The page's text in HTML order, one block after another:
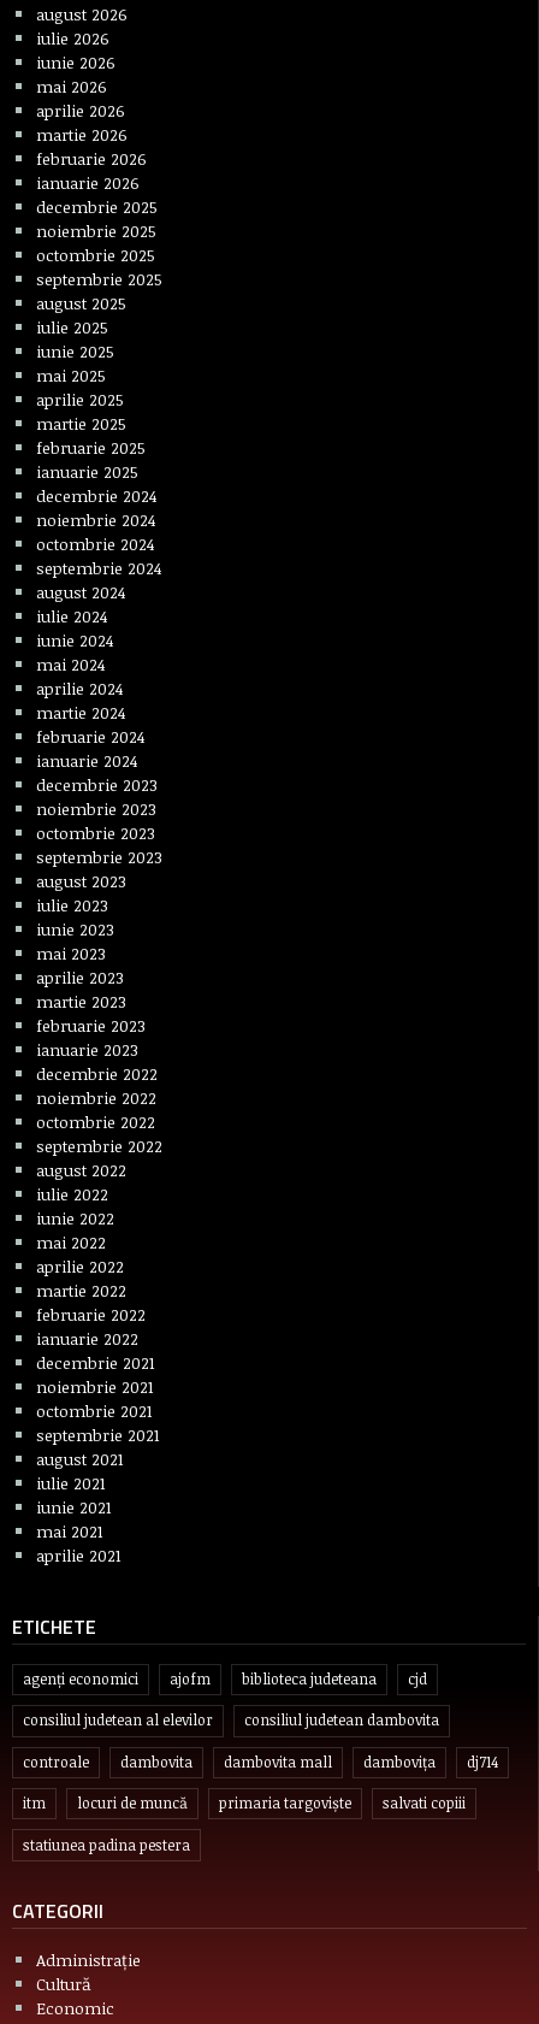
august 2026
iulie 2026
iunie 2026
mai 2026
aprilie 2026
martie 2026
februarie 2026
ianuarie 2026
decembrie 2025
noiembrie 2025
octombrie 2025
septembrie 2025
august 2025
iulie 2025
iunie 2025
mai 2025
aprilie 2025
martie 2025
februarie 2025
ianuarie 2025
decembrie 2024
noiembrie 2024
octombrie 2024
septembrie 2024
august 2024
iulie 2024
iunie 2024
mai 2024
aprilie 2024
martie 2024
februarie 2024
ianuarie 2024
decembrie 2023
noiembrie 2023
octombrie 2023
septembrie 2023
august 2023
iulie 2023
iunie 2023
mai 2023
aprilie 2023
martie 2023
februarie 2023
ianuarie 2023
decembrie 2022
noiembrie 2022
octombrie 2022
septembrie 2022
august 2022
iulie 2022
iunie 2022
mai 2022
aprilie 2022
martie 2022
februarie 2022
ianuarie 2022
decembrie 2021
noiembrie 2021
octombrie 2021
septembrie 2021
august 2021
iulie 2021
iunie 2021
mai 2021
aprilie 2021
ETICHETE
agenți economici ajofm biblioteca judeteana cjd
consiliul judetean al elevilor consiliul judetean dambovita
controale dambovita dambovita mall dambovița dj714
itm locuri de muncă primaria targoviște salvati copiii
statiunea padina pestera
CATEGORII
Administrație
Cultură
Economic